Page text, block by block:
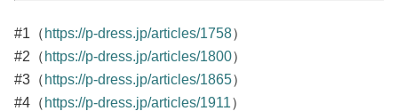
#1（ https://p-dress.jp/articles/1758）
#2（ https://p-dress.jp/articles/1800）
#3（ https://p-dress.jp/articles/1865）
#4（ https://p-dress.jp/articles/1911）